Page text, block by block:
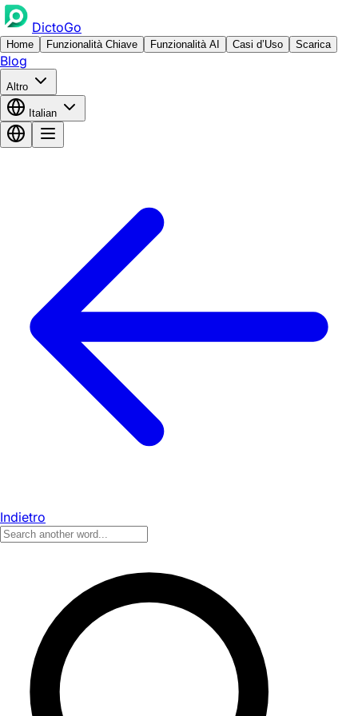
DictoGo
Home Funzionalità Chiave Funzionalità AI Casi d’Uso Scarica
Blog
Altro
Italian
Indietro